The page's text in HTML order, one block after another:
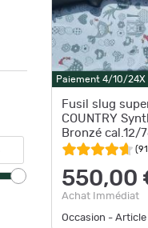
Paiement 4/10/24X
Fusil slug
COUNTRY
Bronzé cal.12/
(91
550,00
Achat Immédiat
Occasion -